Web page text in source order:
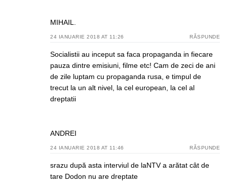
MIHAIL.
24 IANUARIE 2018 AT 11:26 RĂSPUNDE
Socialistii au inceput sa faca propaganda in fiecare
pauza dintre emisiuni, filme etc! Cam de zeci de ani
de zile luptam cu propaganda rusa, e timpul de
trecut la un alt nivel, la cel european, la cel al
dreptatii
ANDREI
24 IANUARIE 2018 AT 11:46 RĂSPUNDE
srazu după asta interviul de laNTV a arătat cât de
tare Dodon nu are dreptate